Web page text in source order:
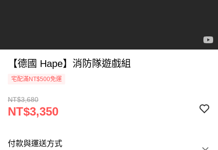
【德國 Hape】消防隊遊戲組
宅配滿NT$500免運
NT$3,680
NT$3,350
付款與運送方式